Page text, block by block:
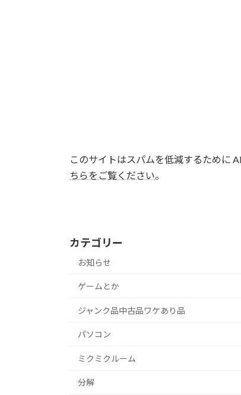
このサイトはスパムを低減するために
ちらをご覧ください。
カテゴリー
お知らせ
ゲームとか
ジャンク品中古品ワケあり品
パソコン
ミクミクルーム
分解